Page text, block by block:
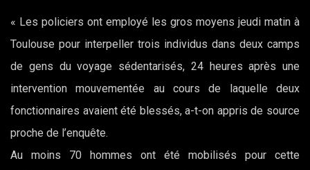
« Les policiers ont employé les gros moyens jeudi matin à
Toulouse pour interpeller trois individus dans deux camps
de gens du voyage sédentarisés, 24 heures après une
intervention mouvementée au cours de laquelle deux
fonctionnaires avaient été blessés, a-t-on appris de source
proche de l’enquête.
Au moins 70 hommes ont été mobilisés pour cette